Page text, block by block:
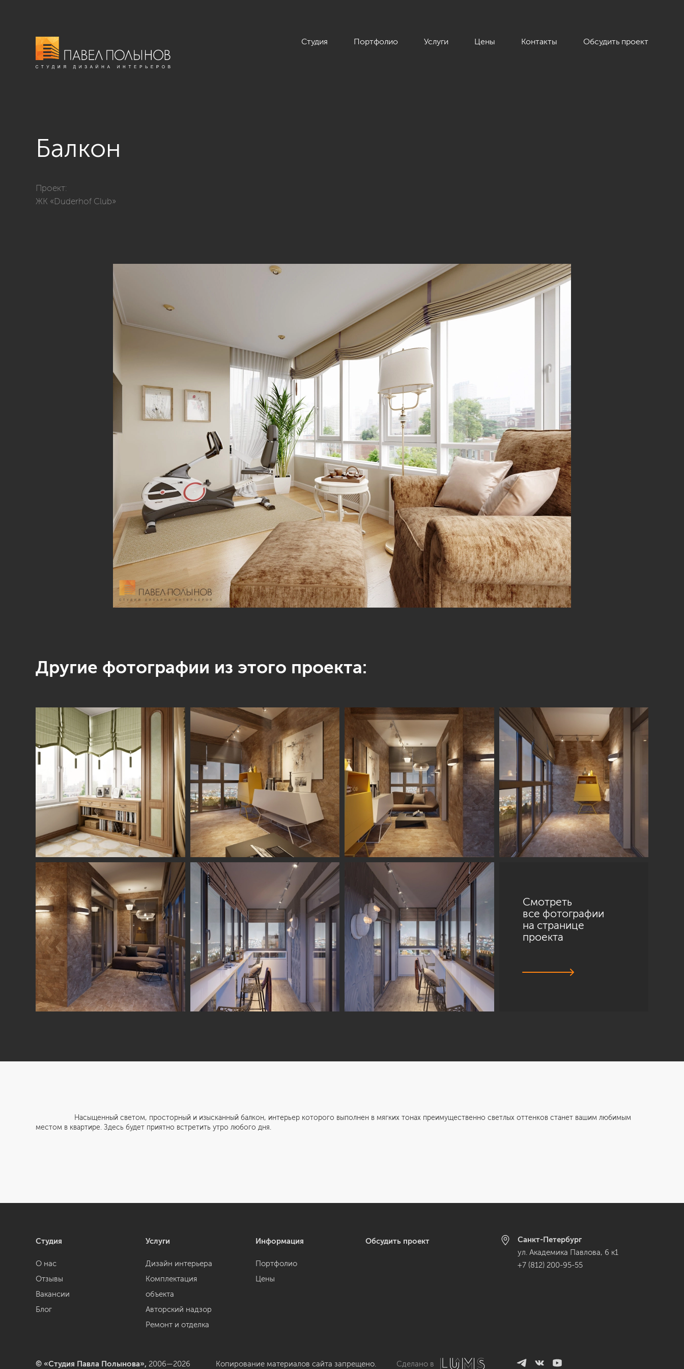
Студия Портфолио Услуги Цены Контакты Обсудить проект
Балкон
Проект:
ЖК «Duderhof Club»
Другие фотографии из этого проекта:
Смотреть
все фотографии
на странице
проекта
Насыщенный светом, просторный и изысканный балкон, интерьер которого выполнен в мягких тонах преимущественно светлых оттенков станет вашим любимым
местом в квартире. Здесь будет приятно встретить утро любого дня.
Студия
О нас
Отзывы
Вакансии
Блог
Услуги
Дизайн интерьера
Комплектация
объекта
Авторский надзор
Ремонт и отделка
Информация
Портфолио
Цены
Обсудить проект
Санкт-Петербург
ул. Академика Павлова, 6 к1
+7 (812) 200-95-55
© «Студия Павла Полынова», 2006—2026 Копирование материалов сайта запрещено. Сделано в